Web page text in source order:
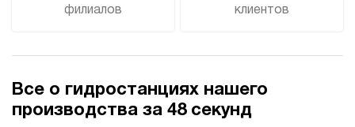
филиалов клиентов
Все о гидростанциях нашего
производства за 48 секунд